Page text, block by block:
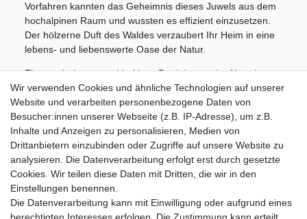
Vorfahren kannten das Geheimnis dieses Juwels aus dem
hochalpinen Raum und wussten es effizient einzusetzen.
Der hölzerne Duft des Waldes verzaubert Ihr Heim in eine
lebens- und liebenswerte Oase der Natur.
Ein wunderbares nachhaltiges Produkt aus der Natur!
Informationen
Zahlungsmöglichkeiten
Versandinformationen
Kontakt
Wiederverkäufer / Händler
Social Media
Facebook
Wir verwenden Cookies und ähnliche Technologien auf unserer
Website und verarbeiten personenbezogene Daten von
Besucher:innen unserer Webseite (z.B. IP-Adresse), um z.B.
Inhalte und Anzeigen zu personalisieren, Medien von
Drittanbietern einzubinden oder Zugriffe auf unsere Website zu
analysieren. Die Datenverarbeitung erfolgt erst durch gesetzte
Cookies. Wir teilen diese Daten mit Dritten, die wir in den
Einstellungen benennen.
Die Datenverarbeitung kann mit Einwilligung oder aufgrund eines